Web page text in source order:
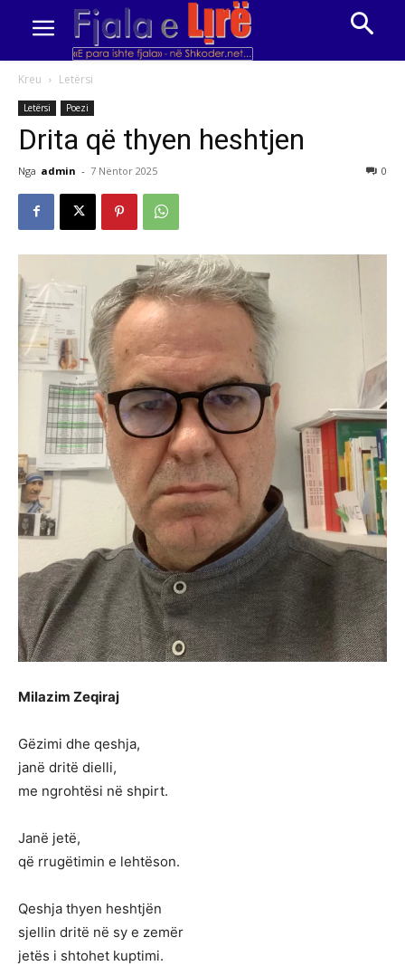
Kreu Letërsi
Letërsi Poezi
Drita që thyen heshtjen
Nga admin - 7 Nëntor 2025 0
Milazim Zeqiraj
Gëzimi dhe qeshja,
janë dritë dielli,
me ngrohtësi në shpirt.
Janë jetë,
që rrugëtimin e lehtëson.
Qeshja thyen heshtjën
sjellin dritë në sy e zemër
jetës i shtohet kuptimi.